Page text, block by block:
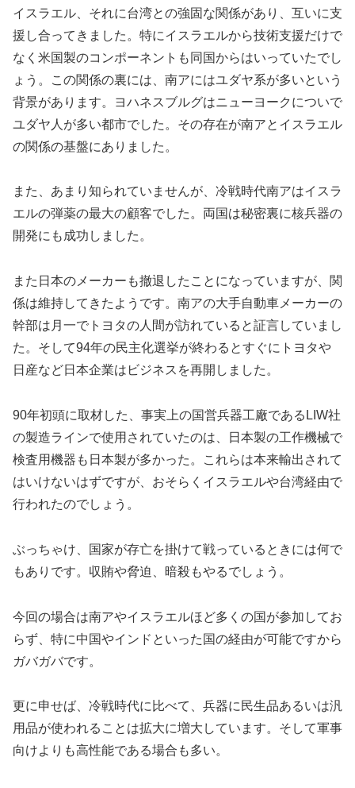
イスラエル、それに台湾との強固な関係があり、互いに支
援し合ってきました。特にイスラエルから技術支援だけで
なく米国製のコンポーネントも同国からはいっていたでし
ょう。この関係の裏には、南アにはユダヤ系が多いという
背景があります。ヨハネスブルグはニューヨークについで
ユダヤ人が多い都市でした。その存在が南アとイスラエル
の関係の基盤にありました。
また、あまり知られていませんが、冷戦時代南アはイスラ
エルの弾薬の最大の顧客でした。両国は秘密裏に核兵器の
開発にも成功しました。
また日本のメーカーも撤退したことになっていますが、関
係は維持してきたようです。南アの大手自動車メーカーの
幹部は月一でトヨタの人間が訪れていると証言していまし
た。そして94年の民主化選挙が終わるとすぐにトヨタや
日産など日本企業はビジネスを再開しました。
90年初頭に取材した、事実上の国営兵器工廠であるLIW社
の製造ラインで使用されていたのは、日本製の工作機械で
検査用機器も日本製が多かった。これらは本来輸出されて
はいけないはずですが、おそらくイスラエルや台湾経由で
行われたのでしょう。
ぶっちゃけ、国家が存亡を掛けて戦っているときには何で
もありです。収賄や脅迫、暗殺もやるでしょう。
今回の場合は南アやイスラエルほど多くの国が参加してお
らず、特に中国やインドといった国の経由が可能ですから
ガバガバです。
更に申せば、冷戦時代に比べて、兵器に民生品あるいは汎
用品が使われることは拡大に増大しています。そして軍事
向けよりも高性能である場合も多い。